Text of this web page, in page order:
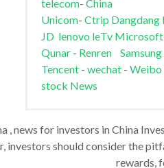
telecom- China
Unicom- Ctrip Dangdang
JD lenovo leTv Microsoft
Qunar- Renren Samsung
Tencent- wechat - Weibo
stock News
, news for investors in China
investors should consider the
rewards,